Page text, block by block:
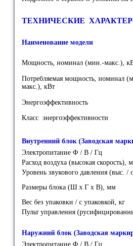
ТЕХНИЧЕСКИЕ
Наименование модели
Мощность, номинал (мин.-макс.),
Потребляемая мощность, номинал
макс.), кВт
Энергоэффективность
Класс энергоэффективности
Внутренний блок (Заводская
Электропитание Ф / В / Гц
Расход воздуха (высокая скорость),
Уровень звукового давления (выс.
Размеры блока (Ш х Г х В), мм
Вес без упаковки / с упаковкой, кг
Пульт управления
Наружний блок (Заводская
Электропитание Ф / В / Гц